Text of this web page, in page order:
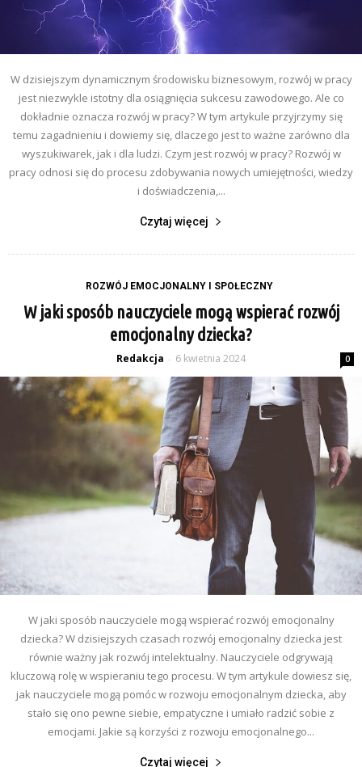
W dzisiejszym dynamicznym środowisku biznesowym, rozwój w pracy
jest niezwykle istotny dla osiągnięcia sukcesu zawodowego. Ale co
dokładnie oznacza rozwój w pracy? W tym artykule przyjrzymy się
temu zagadnieniu i dowiemy się, dlaczego jest to ważne zarówno dla
wyszukiwarek, jak i dla ludzi. Czym jest rozwój w pracy? Rozwój w
pracy odnosi się do procesu zdobywania nowych umiejętności, wiedzy
i doświadczenia,...
Czytaj więcej
ROZWÓJ EMOCJONALNY I SPOŁECZNY
W jaki sposób nauczyciele mogą wspierać rozwój
emocjonalny dziecka?
Redakcja - 6 kwietnia 2024 0
W jaki sposób nauczyciele mogą wspierać rozwój emocjonalny
dziecka? W dzisiejszych czasach rozwój emocjonalny dziecka jest
równie ważny jak rozwój intelektualny. Nauczyciele odgrywają
kluczową rolę w wspieraniu tego procesu. W tym artykule dowiesz się,
jak nauczyciele mogą pomóc w rozwoju emocjonalnym dziecka, aby
stało się ono pewne siebie, empatyczne i umiało radzić sobie z
emocjami. Jakie są korzyści z rozwoju emocjonalnego...
Czytaj więcej